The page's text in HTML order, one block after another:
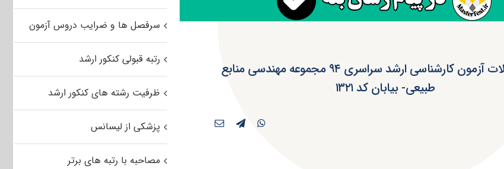
دانلود سوالات آزمون کارشناسی ارشد سراسری ۹۴ مجموعه مهندسی منابع
طبیعی- بیابان کد ۱۳۲۱
سرفصل ها و ضرایب دروس آزمون
رتبه قبولی کنکور ارشد
ظرفیت رشته های کنکور ارشد
پزشکی از لیسانس
مصاحبه با رتبه های برتر